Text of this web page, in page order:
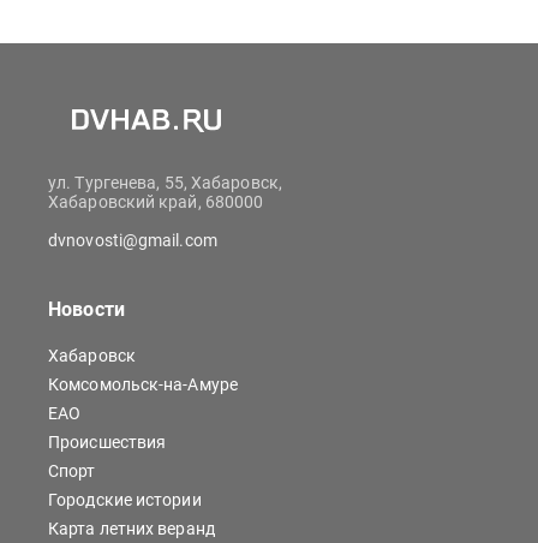
ул. Тургенева, 55, Хабаровск,
Хабаровский край, 680000
dvnovosti@gmail.com
Новости
Хабаровск
Комсомольск-на-Амуре
ЕАО
Происшествия
Спорт
Городские истории
Карта летних веранд